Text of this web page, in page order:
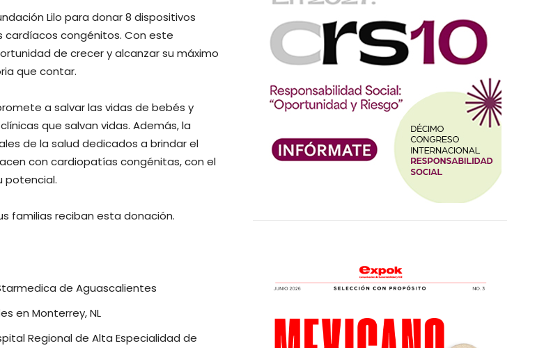
Lilo para donar 8 dispositivos
congénitos. Con este
de crecer y alcanzar su máximo
que contar.
a salvar las vidas de bebés y
que salvan vidas. Además, la
de la salud dedicados a brindar el
con cardiopatías congénitas, con el
potencial.
familias reciban esta donación.
de Aguascalientes
en Monterrey, NL
Regional de Alta Especialidad de